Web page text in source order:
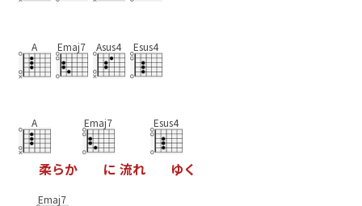
A Emaj7 Asus4 Esus4
A
柔らか
Emaj7
に 流れ
Esus4
ゆく
Emaj7